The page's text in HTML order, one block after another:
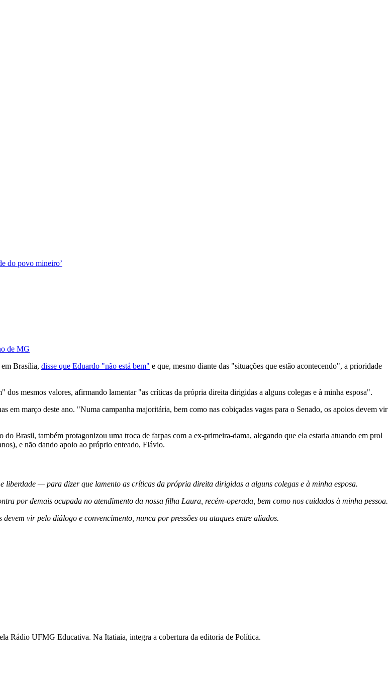
do povo mineiro’
de MG
em Brasília, disse que Eduardo "não está bem" e que, mesmo diante das "situações que estão acontecendo", a prioridade
mesmos valores, afirmando lamentar "as críticas da própria direita dirigidas a alguns colegas e à minha esposa".
em março deste ano. "Numa campanha majoritária, bem como nas cobiçadas vagas para o Senado, os apoios devem vir
Brasil, também protagonizou uma troca de farpas com a ex-primeira-dama, alegando que ela estaria atuando em prol
e não dando apoio ao próprio enteado, Flávio.
— para dizer que lamento as críticas da própria direita dirigidas a alguns colegas e à minha esposa.
por demais ocupada no atendimento da nossa filha Laura, recém-operada, bem como nos cuidados à minha pessoa.
vir pelo diálogo e convencimento, nunca por pressões ou ataques entre aliados.
Rádio UFMG Educativa. Na Itatiaia, integra a cobertura da editoria de Política.